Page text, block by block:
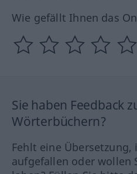
Wie gefällt Ihnen das
Sie haben Feedback
Wörterbüchern?
Fehlt eine
aufgefallen oder wollen